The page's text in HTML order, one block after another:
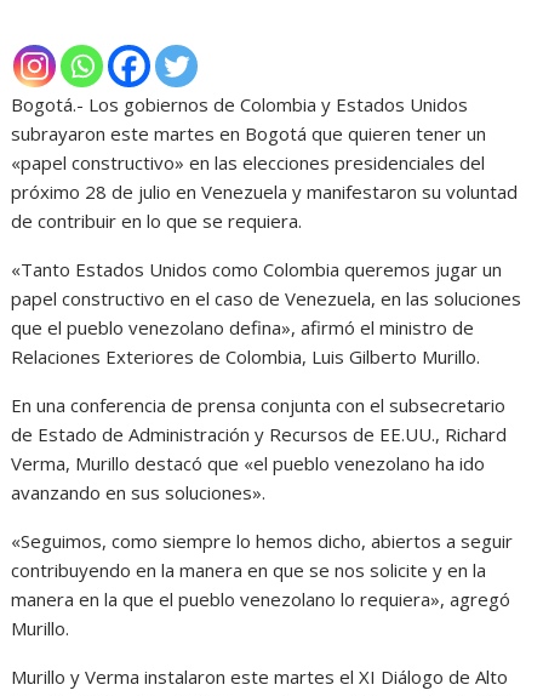
Bogotá.- Los gobiernos de Colombia y Estados Unidos
subrayaron este martes en Bogotá que quieren tener un
«papel constructivo» en las elecciones presidenciales del
próximo 28 de julio en Venezuela y manifestaron su voluntad
de contribuir en lo que se requiera.
«Tanto Estados Unidos como Colombia queremos jugar un
papel constructivo en el caso de Venezuela, en las soluciones
que el pueblo venezolano defina», afirmó el ministro de
Relaciones Exteriores de Colombia, Luis Gilberto Murillo.
En una conferencia de prensa conjunta con el subsecretario
de Estado de Administración y Recursos de EE.UU., Richard
Verma, Murillo destacó que «el pueblo venezolano ha ido
avanzando en sus soluciones».
«Seguimos, como siempre lo hemos dicho, abiertos a seguir
contribuyendo en la manera en que se nos solicite y en la
manera en la que el pueblo venezolano lo requiera», agregó
Murillo.
Murillo y Verma instalaron este martes el XI Diálogo de Alto